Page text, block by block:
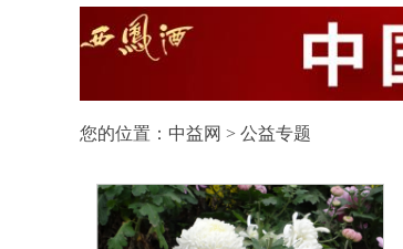
您的位置： 中益网 > 公益专题